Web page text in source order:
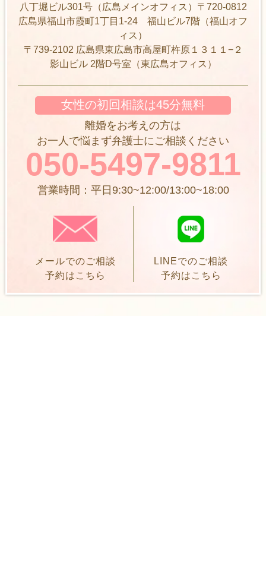
八丁堀ビル301号（広島メインオフィス）〒720-0812
広島県福山市霞町1丁目1-24 福山ビル7階（福山オフ
ィス）
〒739-2102 広島県東広島市高屋町杵原１３１１−２
影山ビル 2階D号室（東広島オフィス）
女性の初回相談は45分無料
離婚をお考えの方は
お一人で悩まず弁護士にご相談ください
050-5497-9811
営業時間：平日9:30~12:00/13:00~18:00
メールでのご相談
予約はこちら
LINEでのご相談
予約はこちら